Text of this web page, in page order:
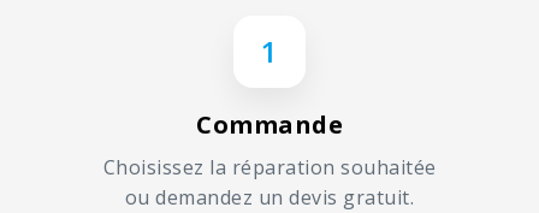
1
Commande
Choisissez la réparation souhaitée
ou demandez un devis gratuit.